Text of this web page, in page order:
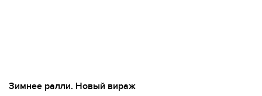
Зимнее ралли. Новый вираж